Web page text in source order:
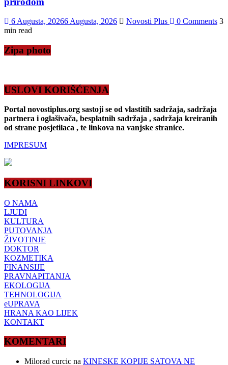
6 Augusta, 20266 Augusta, 2026 Novosti Plus 0 Comments 3
min read
Zipa photo
USLOVI KORIŠĆENJA
Portal novostiplus.org sastoji se od vlastitih sadržaja, sadržaja
partnera i oglašivača, besplatnih sadržaja , sadržaja kreiranih
od strane posjetilaca , te linkova na vanjske stranice.
IMPRESUM
KORISNI LINKOVI
O NAMA
LJUDI
KULTURA
PUTOVANJA
ŽIVOTINJE
DOKTOR
KOZMETIKA
FINANSIJE
PRAVNAPITANJA
EKOLOGIJA
TEHNOLOGIJA
eUPRAVA
HRANA KAO LIJEK
KONTAKT
KOMENTARI
Milorad curcic na KINESKE KOPIJE SATOVA NE